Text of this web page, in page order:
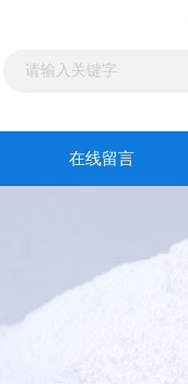
在线留言